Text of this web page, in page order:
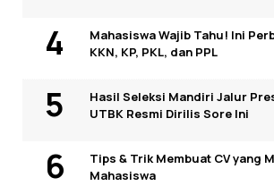
Mahasiswa Wajib Tahu! Ini
KKN, KP, PKL, dan PPL
Hasil Seleksi Mandiri Jalur
UTBK Resmi Dirilis Sore Ini
Tips & Trik Membuat CV yang
Mahasiswa